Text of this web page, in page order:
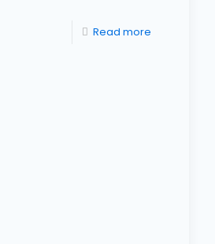
Read more